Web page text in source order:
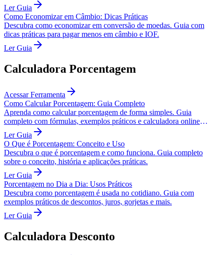
Ler Guia
Como Economizar em Câmbio: Dicas Práticas
Descubra como economizar em conversão de moedas. Guia com
dicas práticas para pagar menos em câmbio e IOF.
Ler Guia
Calculadora Porcentagem
Acessar Ferramenta
Como Calcular Porcentagem: Guia Completo
Aprenda como calcular porcentagem de forma simples. Guia
completo com fórmulas, exemplos práticos e calculadora online
Ler Guia
O Que é Porcentagem: Conceito e Uso
Descubra o que é porcentagem e como funciona. Guia completo
sobre o conceito, história e aplicações práticas.
Ler Guia
Porcentagem no Dia a Dia: Usos Práticos
Descubra como porcentagem é usada no cotidiano. Guia com
exemplos práticos de descontos, juros, gorjetas e mais.
Ler Guia
Calculadora Desconto